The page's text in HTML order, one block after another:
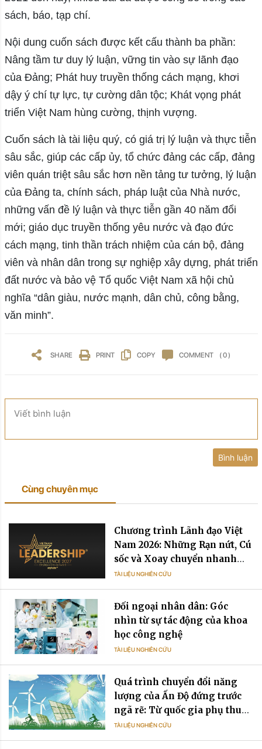
sách, báo, tạp chí.
Nội dung cuốn sách được kết cấu thành ba phần:
Nâng tầm tư duy lý luận, vững tin vào sự lãnh đạo
của Đảng; Phát huy truyền thống cách mạng, khơi
dậy ý chí tự lực, tự cường dân tộc; Khát vọng phát
triển Việt Nam hùng cường, thịnh vượng.
Cuốn sách là tài liệu quý, có giá trị lý luận và thực tiễn
sâu sắc, giúp các cấp ủy, tổ chức đảng các cấp, đảng
viên quán triệt sâu sắc hơn nền tảng tư tưởng, lý luận
của Đảng ta, chính sách, pháp luật của Nhà nước,
những vấn đề lý luận và thực tiễn gần 40 năm đổi
mới; giáo dục truyền thống yêu nước và đạo đức
cách mạng, tinh thần trách nhiệm của cán bộ, đảng
viên và nhân dân trong sự nghiệp xây dựng, phát triển
đất nước và bảo vệ Tổ quốc Việt Nam xã hội chủ
nghĩa “dân giàu, nước mạnh, dân chủ, công bằng,
văn minh”.
SHARE PRINT COPY COMMENT ( 0 )
Viết bình luận
Bình luận
Cùng chuyên mục
Chương trình Lãnh đạo Việt
Nam 2026: Những Rạn nứt, Cú
sốc và Xoay chuyển nhanh
chóng
TÀI LIỆU NGHIÊN CỨU
Đối ngoại nhân dân: Góc
nhìn từ sự tác động của khoa
học công nghệ
TÀI LIỆU NGHIÊN CỨU
Quá trình chuyển đổi năng
lượng của Ấn Độ đứng trước
ngã rẽ: Từ quốc gia phụ thuộc
dầu mỏ đến quốc gia phụ
thuộc điện năng
TÀI LIỆU NGHIÊN CỨU